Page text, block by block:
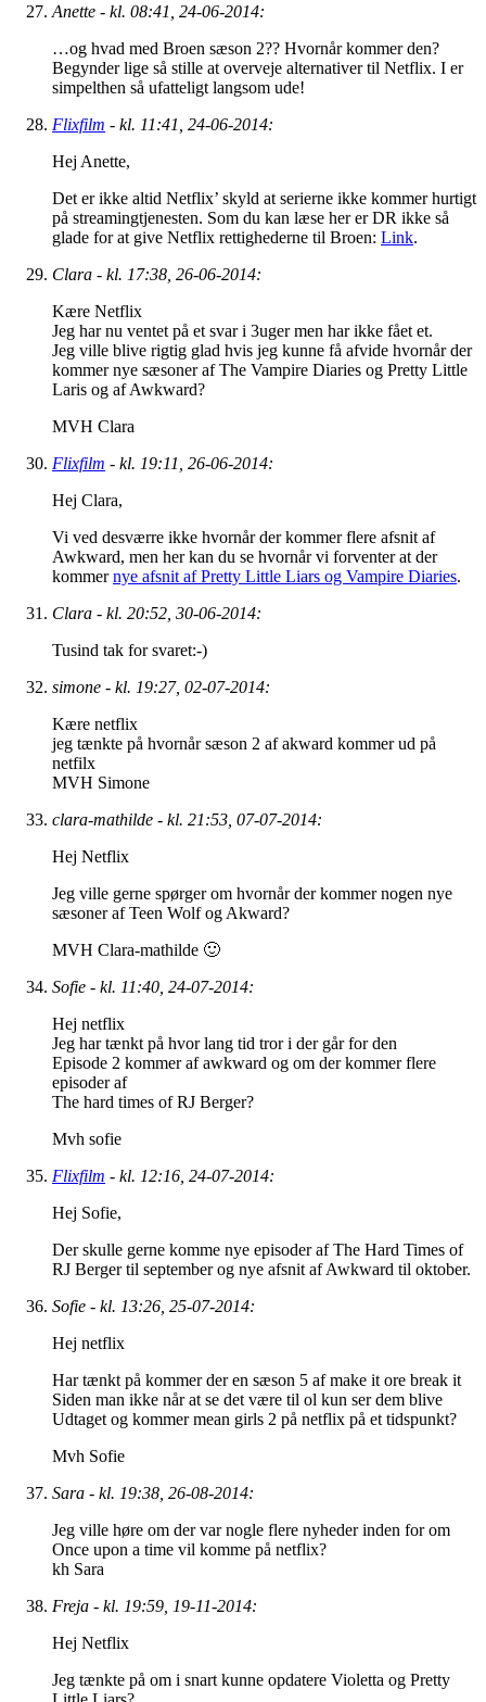
Anette - kl. 08:41, 24-06-2014:
…og hvad med Broen sæson 2?? Hvornår kommer den?
Begynder lige så stille at overveje alternativer til Netflix. I er
simpelthen så ufatteligt langsom ude!
Flixfilm - kl. 11:41, 24-06-2014:
Hej Anette,
Det er ikke altid Netflix’ skyld at serierne ikke kommer hurtigt
på streamingtjenesten. Som du kan læse her er DR ikke så
glade for at give Netflix rettighederne til Broen: Link.
Clara - kl. 17:38, 26-06-2014:
Kære Netflix
Jeg har nu ventet på et svar i 3uger men har ikke fået et.
Jeg ville blive rigtig glad hvis jeg kunne få afvide hvornår der
kommer nye sæsoner af The Vampire Diaries og Pretty Little
Laris og af Awkward?
MVH Clara
Flixfilm - kl. 19:11, 26-06-2014:
Hej Clara,
Vi ved desværre ikke hvornår der kommer flere afsnit af
Awkward, men her kan du se hvornår vi forventer at der
kommernye afsnit af Pretty Little Liars og Vampire Diaries.
Clara - kl. 20:52, 30-06-2014:
Tusind tak for svaret:-)
simone - kl. 19:27, 02-07-2014:
Kære netflix
jeg tænkte på hvornår sæson 2 af akward kommer ud på
netfilx
MVH Simone
clara-mathilde - kl. 21:53, 07-07-2014:
Hej Netflix
Jeg ville gerne spørger om hvornår der kommer nogen nye
sæsoner af Teen Wolf og Akward?
MVH Clara-mathilde 🙂
Sofie - kl. 11:40, 24-07-2014:
Hej netflix
Jeg har tænkt på hvor lang tid tror i der går for den
Episode 2 kommer af awkward og om der kommer flere
episoder af
The hard times of RJ Berger?
Mvh sofie
Flixfilm - kl. 12:16, 24-07-2014:
Hej Sofie,
Der skulle gerne komme nye episoder af The Hard Times of
RJ Berger til september og nye afsnit af Awkward til oktober.
Sofie - kl. 13:26, 25-07-2014:
Hej netflix
Har tænkt på kommer der en sæson 5 af make it ore break it
Siden man ikke når at se det være til ol kun ser dem blive
Udtaget og kommer mean girls 2 på netflix på et tidspunkt?
Mvh Sofie
Sara - kl. 19:38, 26-08-2014:
Jeg ville høre om der var nogle flere nyheder inden for om
Once upon a time vil komme på netflix?
kh Sara
Freja - kl. 19:59, 19-11-2014:
Hej Netflix
Jeg tænkte på om i snart kunne opdatere Violetta og Pretty